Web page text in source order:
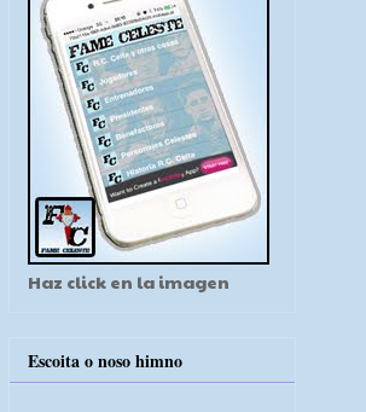
Haz click en la imagen
Escoita o noso himno